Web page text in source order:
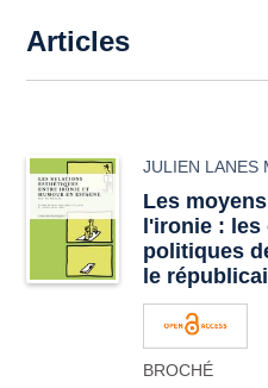
Articles
JULIEN LANES
Les
l'ironie :
politiques
le
BROCHÉ